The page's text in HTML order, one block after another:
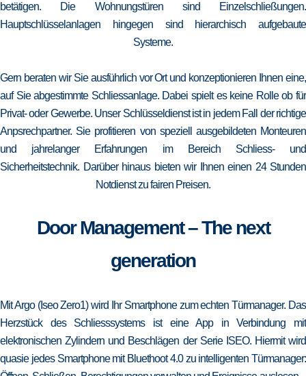
betätigen. Die Wohnungstüren sind Einzelschließungen.
Hauptschlüsselanlagen hingegen sind hierarchisch aufgebaute
Systeme.
Gern beraten wir Sie ausführlich vor Ort und konzeptionieren Ihnen eine,
auf Sie abgestimmte Schliessanlage. Dabei spielt es keine Rolle ob für
Privat- oder Gewerbe. Unser Schlüsseldienst ist in jedem Fall der richtige
Anpsrechpartner. Sie profitieren von speziell ausgebildeten Monteuren
und jahrelanger Erfahrungen im Bereich Schliess- und
Sicherheitstechnik. Darüber hinaus bieten wir Ihnen einen 24 Stunden
Notdienst zu fairen Preisen.
Door Management – The next
generation
Mit Argo (Iseo Zero1) wird Ihr Smartphone zum echten Türmanager. Das
Herzstück des Schliesssystems ist eine App in Verbindung mit
elektronischen Zylindern und Beschlägen der Serie ISEO. Hiermit wird
quasie jedes Smartphone mit Bluethoot 4.0 zu intelligenten Türmanager: